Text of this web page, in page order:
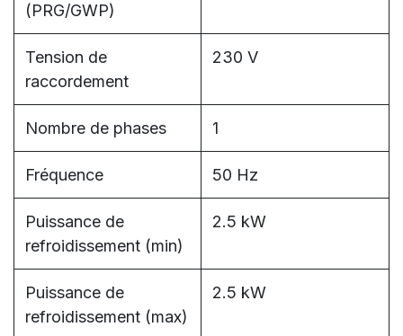
(PRG/GWP)
Tension de
raccordement
230 V
Nombre de phases 1
Fréquence 50 Hz
Puissance de
refroidissement (min)
2.5 kW
Puissance de
refroidissement (max)
2.5 kW